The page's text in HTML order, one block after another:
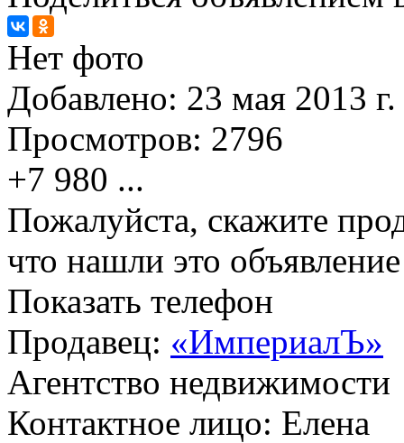
Нет фото
Добавлено: 23 мая 2013 г.
Просмотров: 2796
+7 980 ...
Пожалуйста, скажите
что нашли это
Показать телефон
Продавец: «ИмпериалЪ»
Агентство недвижимости
Контактное лицо: Елена